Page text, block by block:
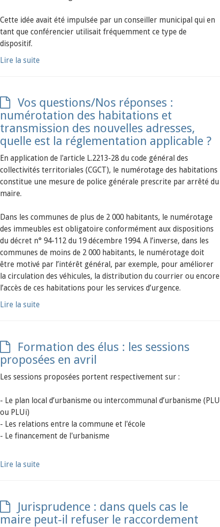
Cette idée avait été impulsée par un conseiller municipal qui en
tant que conférencier utilisait fréquemment ce type de
dispositif.
Lire la suite
Vos questions/Nos réponses :
numérotation des habitations et
transmission des nouvelles adresses,
quelle est la réglementation applicable ?
En application de l'article L.2213-28 du code général des
collectivités territoriales (CGCT), le numérotage des habitations
constitue une mesure de police générale prescrite par arrêté du
maire.
Dans les communes de plus de 2 000 habitants, le numérotage
des immeubles est obligatoire conformément aux dispositions
du décret n° 94-112 du 19 décembre 1994. A l’inverse, dans les
communes de moins de 2 000 habitants, le numérotage doit
être motivé par l’intérêt général, par exemple, pour améliorer
la circulation des véhicules, la distribution du courrier ou encore
l’accès de ces habitations pour les services d’urgence.
Lire la suite
Formation des élus : les sessions
proposées en avril
Les sessions proposées portent respectivement sur :
- Le plan local d’urbanisme ou intercommunal d’urbanisme (PLU
ou PLUi)
- Les relations entre la commune et l'école
- Le financement de l'urbanisme
Lire la suite
Jurisprudence : dans quels cas le
maire peut-il refuser le raccordement